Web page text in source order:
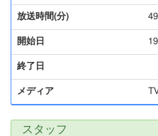
放送時間(分) 49
開始日
終了日
メディア
スタッフ